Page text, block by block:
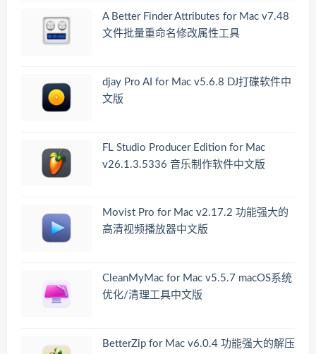
A Better Finder Attributes for Mac v7.48
文件批量重命名修改属性工具
djay Pro AI for Mac v5.6.8 DJ打碟软件中
文版
FL Studio Producer Edition for Mac
v26.1.3.5336 音乐制作软件中文版
Movist Pro for Mac v2.17.2 功能强大的
高清视频播放器中文版
CleanMyMac for Mac v5.5.7 macOS系统
优化/清理工具中文版
BetterZip for Mac v6.0.4 功能强大的解压